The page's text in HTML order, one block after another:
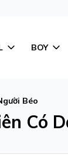
BOY
Béo
Có